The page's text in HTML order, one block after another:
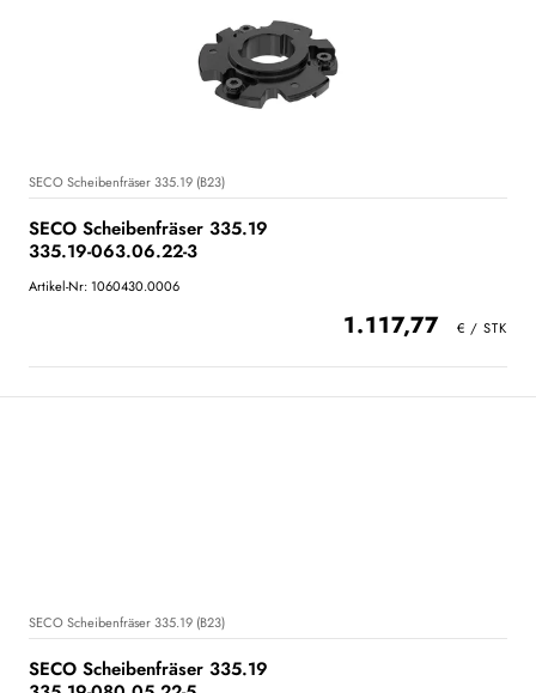
SECO Scheibenfräser 335.19 (B23)
SECO Scheibenfräser 335.19
335.19-063.06.22-3
Artikel-Nr: 1060430.0006
1.117,77
SECO Scheibenfräser 335.19 (B23)
SECO Scheibenfräser 335.19